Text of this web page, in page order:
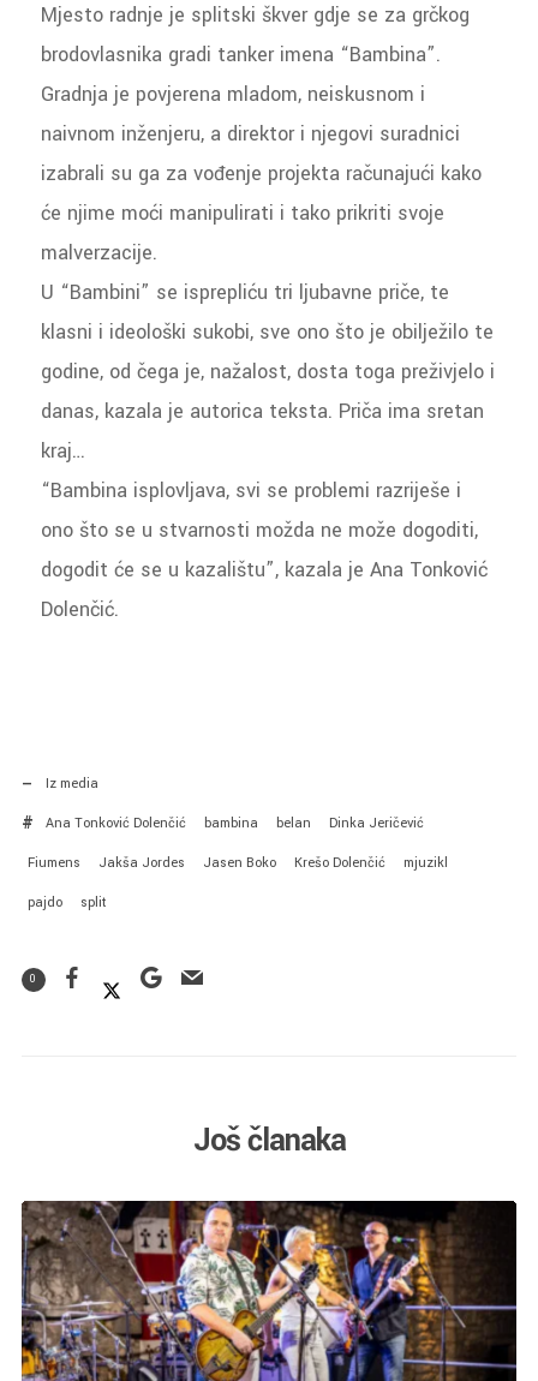
Mjesto radnje je splitski škver gdje se za grčkog
brodovlasnika gradi tanker imena “Bambina”.
Gradnja je povjerena mladom, neiskusnom i
naivnom inženjeru, a direktor i njegovi suradnici
izabrali su ga za vođenje projekta računajući kako
će njime moći manipulirati i tako prikriti svoje
malverzacije.
U “Bambini” se isprepliću tri ljubavne priče, te
klasni i ideološki sukobi, sve ono što je obilježilo te
godine, od čega je, nažalost, dosta toga preživjelo i
danas, kazala je autorica teksta. Priča ima sretan
kraj…
“Bambina isplovljava, svi se problemi razriješe i
ono što se u stvarnosti možda ne može dogoditi,
dogodit će se u kazalištu”, kazala je Ana Tonković
Dolenčić.
Iz media
Ana Tonković Dolenčić bambina belan Dinka Jeričević
Fiumens Jakša Jordes Jasen Boko Krešo Dolenčić mjuzikl
pajdo split
0
Još članaka